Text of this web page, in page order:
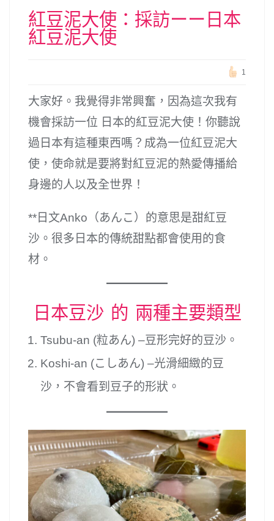
紅豆泥大使：採訪ーー日本
紅豆泥大使
1
大家好。我覺得非常興奮，因為這次我有
機會採訪一位 日本的紅豆泥大使！你聽說
過日本有這種東西嗎？成為一位紅豆泥大
使，使命就是要將對紅豆泥的熱愛傳播給
身邊的人以及全世界！
**日文Anko（あんこ）的意思是甜紅豆
沙。很多日本的傳統甜點都會使用的食
材。
日本豆沙 的 兩種主要類型
Tsubu-an (粒あん) –豆形完好的豆沙。
Koshi-an (こしあん) –光滑細緻的豆
沙，不會看到豆子的形狀。